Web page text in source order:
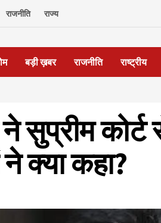
राजनीति राज्य
बड़ी ख़बर राजनीति राष्ट्रीय
सुप्रीम कोर्ट
क्या कहा?